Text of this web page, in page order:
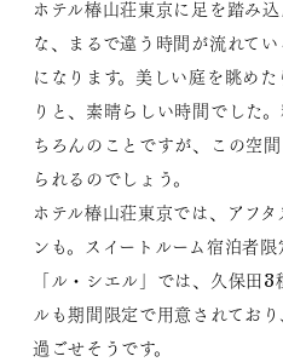
ホテル椿山荘東京に足を踏み
な、まるで違う時間が流れて
になります。美しい庭を眺め
りと、素晴らしい時間でした
ちろんのことですが、この空
られるのでしょう。
ホテル椿山荘東京では、アフタ
ンも。スイートルーム宿泊者
「ル・シエル」では、久保田
ルも期間限定で用意されてお
過ごせそうです。